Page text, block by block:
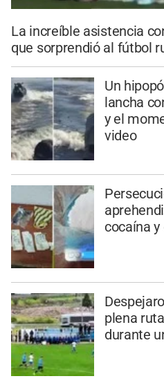
La increíble asistencia
que sorprendió al fútbol
Un
lancha
y el
video
cocaína
plena
durante